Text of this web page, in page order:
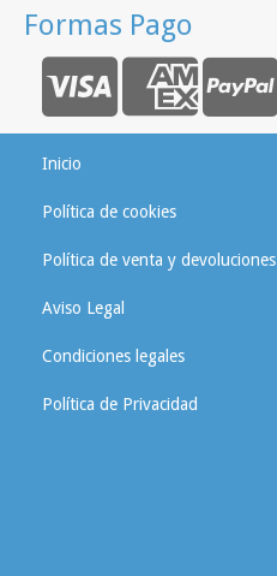
Formas Pago
Inicio
Política de cookies
Política de venta y devoluciones
Aviso Legal
Condiciones legales
Política de Privacidad